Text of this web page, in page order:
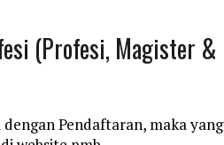
(Profesi, Magister &
Pendaftaran, maka yang